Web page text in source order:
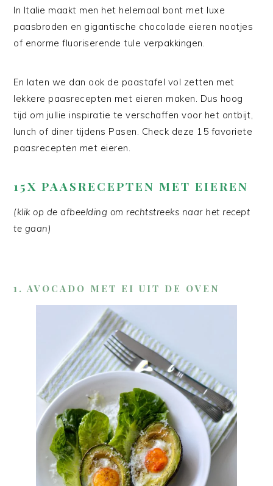
In Italie maakt men het helemaal bont met luxe
paasbroden en gigantische chocolade eieren nootjes
of enorme fluoriserende tule verpakkingen.
En laten we dan ook de paastafel vol zetten met
lekkere paasrecepten met eieren maken. Dus hoog
tijd om jullie inspiratie te verschaffen voor het ontbijt,
lunch of diner tijdens Pasen. Check deze 15 favoriete
paasrecepten met eieren.
15X PAASRECEPTEN MET EIEREN
(klik op de afbeelding om rechtstreeks naar het recept
te gaan)
1. AVOCADO MET EI UIT DE OVEN